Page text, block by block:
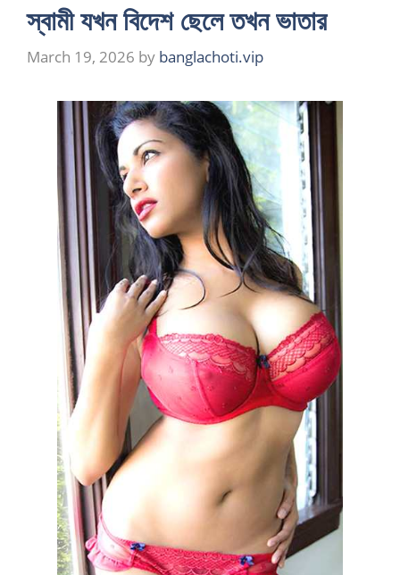
স্বামী যখন বিদেশ ছেলে তখন ভাতার
March 19, 2026 by banglachoti.vip